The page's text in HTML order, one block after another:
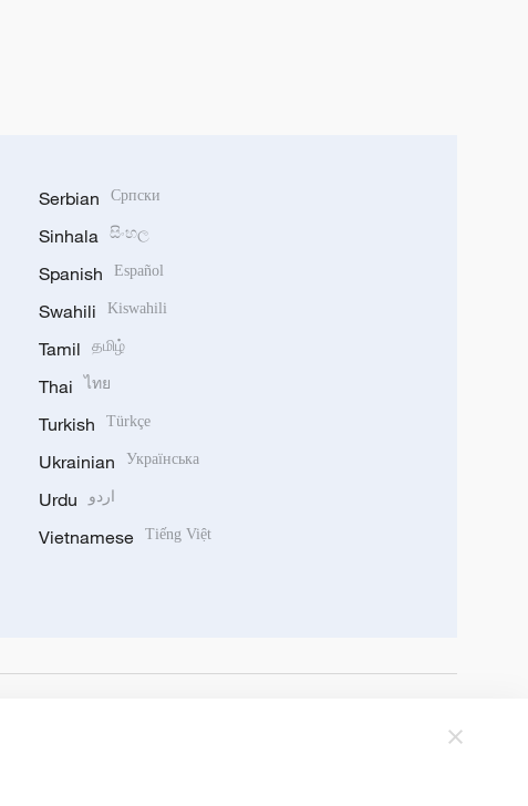
Serbian Српски
Sinhala සිංහල
Spanish Español
Swahili Kiswahili
Tamil தமிழ்
Thai ไทย
Turkish Türkçe
Ukrainian Українська
Urdu اردو
Vietnamese Tiếng Việt